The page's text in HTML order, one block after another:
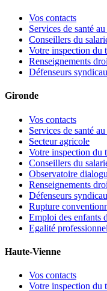
Vos contacts
Services de santé
Conseillers du
Votre inspection du
Renseignements
Défenseurs
Gironde
Vos contacts
Services de santé
Secteur agricole
Votre inspection du
Conseillers du
Observatoire
Renseignements
Défenseurs
Rupture
Emploi des enfants
Egalité
Haute-Vienne
Vos contacts
Votre inspection du